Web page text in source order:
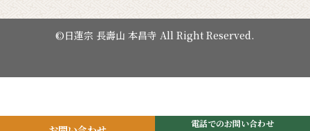
電話でのお問い合わせ
©日蓮宗 長壽山 本昌寺 All Right Reserved.